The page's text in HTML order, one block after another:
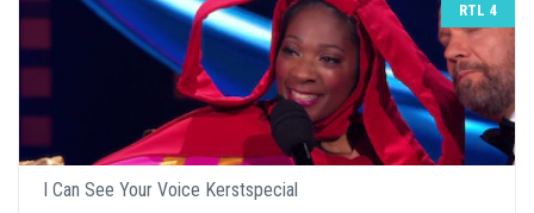
RTL 4
I Can See Your Voice Kerstspecial